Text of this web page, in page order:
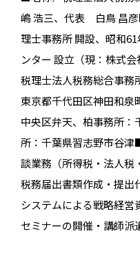
嶋 浩三、代表 白鳥 昌
理士事務所 開設、昭和
ンター 設立（現：株式
税理士法人税務総合事務
東京都千代田区神田和泉
中央区弁天、柏事務所：
所：千葉県習志野市谷
談業務（所得税・法人税
税務届出書類作成・提出
システムによる戦略経営
セミナーの開催・講師